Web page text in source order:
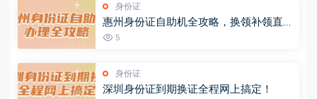
身份证
惠州身份证自助机全攻略，换领补领直接
冲！（附自助机办理点）
5
身份证
深圳身份证到期换证全程网上搞定！